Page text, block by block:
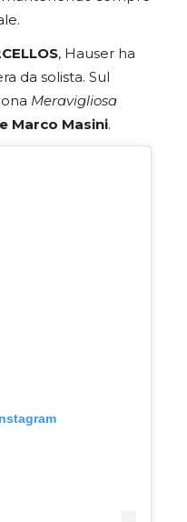
, Hauser ha
da solista. Sul
Meravigliosa
Marco Masini.